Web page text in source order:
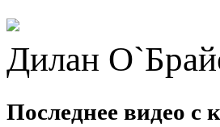
Дилан
Последнее видео с